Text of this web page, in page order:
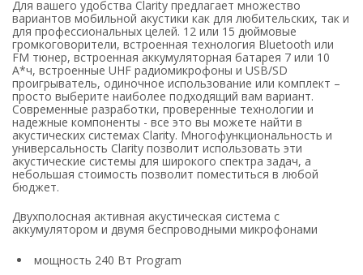
Для вашего удобства Clarity предлагает множество
вариантов мобильной акустики как для любительских, так и
для профессиональных целей. 12 или 15 дюймовые
громкоговорители, встроенная технология Bluetooth или
FM тюнер, встроенная аккумуляторная батарея 7 или 10
А*ч, встроенные UHF радиомикрофоны и USB/SD
проигрыватель, одиночное использование или комплект –
просто выберите наиболее подходящий вам вариант.
Современные разработки, проверенные технологии и
надежные компоненты - все это вы можете найти в
акустических системах Clarity. Многофункциональность и
универсальность Clarity позволит использовать эти
акустические системы для широкого спектра задач, а
небольшая стоимость позволит поместиться в любой
бюджет.
Двухполосная активная акустическая система с
аккумулятором и двумя беспроводными микрофонами
мощность 240 Вт Program